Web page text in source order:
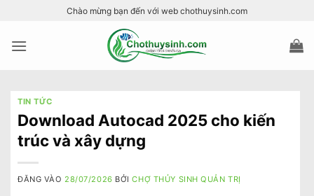
nội
Chào mừng bạn đến với web chothuysinh.com
TIN TỨC
Download Autocad 2025 cho kiến
trúc và xây dựng
ĐĂNG VÀO 28/07/2026 BỞICHỢ THỦY SINH QUẢN TRỊ